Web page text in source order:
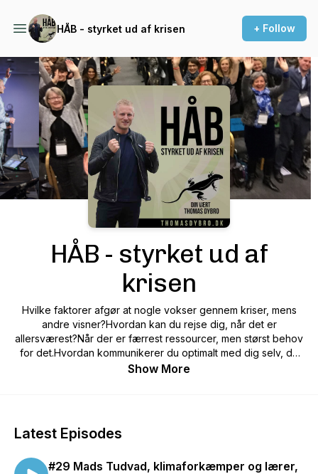
HÅB - styrket ud af krisen + Follow
Podcast Background Image
HÅB - styrket ud af
krisen
Hvilke faktorer afgør at nogle vokser gennem kriser, mens
andre visner?Hvordan kan du rejse dig, når det er
allersværest?Når der er færrest ressourcer, men størst behov
for det.Hvordan kommunikerer du optimalt med dig selv, de
nærmeste og med dine kollegaer, når det hele brænder på?
komme styrket ud af kriser. Mentalisering og Posttraumatisk
om.Velkommen om bord.
Show More
Latest Episodes
#29 Mads Tudvad, klimaforkæmper og lærer,